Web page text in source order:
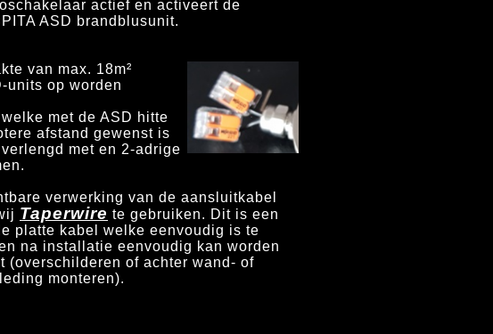
actief en activeert de
ASD brandblusunit.
van max. 18m²
units op worden
met de ASD hitte
afstand gewenst is
met en 2-adrige
verwerking van de aansluitkabel
Taperwire te gebruiken. Dit is een
platte kabel welke eenvoudig is te
na installatie eenvoudig kan worden
(overschilderen of achter wand- of
monteren).